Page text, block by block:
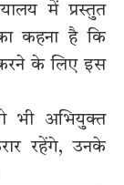
में प्रस्तुत
कहना है कि
के लिए इस
भी अभियुक्त
रहेंगे, उनके